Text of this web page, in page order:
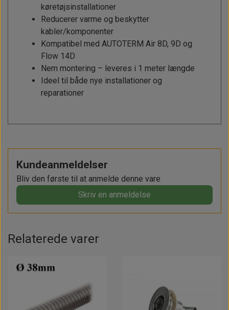
køretøjsinstallationer
Reducerer varme og beskytter
kabler/komponenter
Kompatibel med AUTOTERM Air 8D, 9D og
Flow 14D
Nem montering – leveres i 1 meter længde
Ideel til både nye installationer og
reparationer
Kundeanmeldelser
Bliv den første til at anmelde denne vare
Skriv en anmeldelse
Relaterede varer